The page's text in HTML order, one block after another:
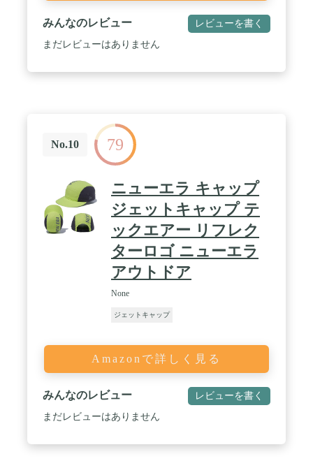
みんなのレビュー レビューを書く
まだレビューはありません
No.10 79
ニューエラ キャップ
ジェットキャップ テ
ックエアー リフレク
ターロゴ ニューエラ
アウトドア
None
ジェットキャップ
Amazonで詳しく見る
みんなのレビュー レビューを書く
まだレビューはありません